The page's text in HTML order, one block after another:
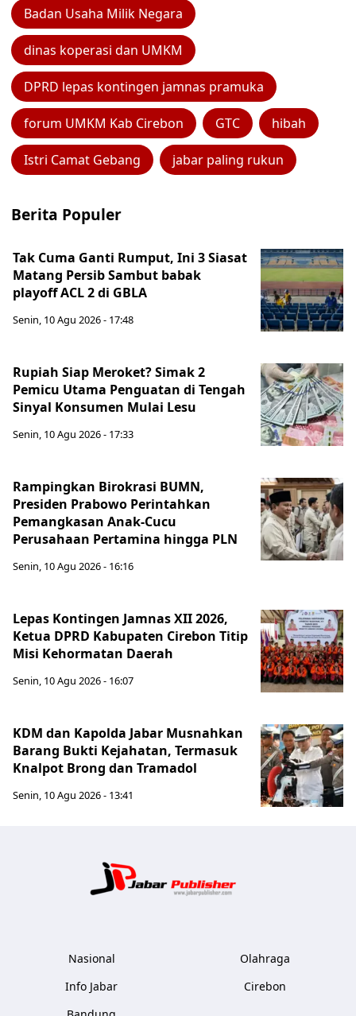
Badan Usaha Milik Negara
dinas koperasi dan UMKM
DPRD lepas kontingen jamnas pramuka
forum UMKM Kab Cirebon GTC hibah
Istri Camat Gebang jabar paling rukun
Berita Populer
Tak Cuma Ganti Rumput, Ini 3 Siasat
Matang Persib Sambut babak
playoff ACL 2 di GBLA
Senin, 10 Agu 2026 - 17:48
Rupiah Siap Meroket? Simak 2
Pemicu Utama Penguatan di Tengah
Sinyal Konsumen Mulai Lesu
Senin, 10 Agu 2026 - 17:33
Rampingkan Birokrasi BUMN,
Presiden Prabowo Perintahkan
Pemangkasan Anak-Cucu
Perusahaan Pertamina hingga PLN
Senin, 10 Agu 2026 - 16:16
Lepas Kontingen Jamnas XII 2026,
Ketua DPRD Kabupaten Cirebon Titip
Misi Kehormatan Daerah
Senin, 10 Agu 2026 - 16:07
KDM dan Kapolda Jabar Musnahkan
Barang Bukti Kejahatan, Termasuk
Knalpot Brong dan Tramadol
Senin, 10 Agu 2026 - 13:41
Nasional
Info Jabar
Olahraga
Cirebon